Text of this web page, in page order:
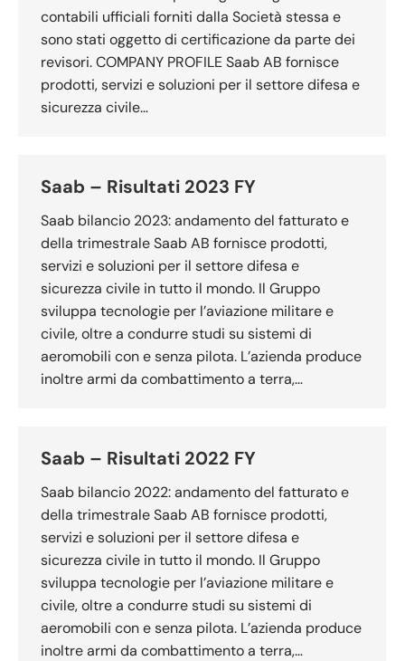
contabili ufficiali forniti dalla Società stessa e
sono stati oggetto di certificazione da parte dei
revisori. COMPANY PROFILE Saab AB fornisce
prodotti, servizi e soluzioni per il settore difesa e
sicurezza civile…
Saab – Risultati 2023 FY
Saab bilancio 2023: andamento del fatturato e
della trimestrale Saab AB fornisce prodotti,
servizi e soluzioni per il settore difesa e
sicurezza civile in tutto il mondo. Il Gruppo
sviluppa tecnologie per l’aviazione militare e
civile, oltre a condurre studi su sistemi di
aeromobili con e senza pilota. L’azienda produce
inoltre armi da combattimento a terra,…
Saab – Risultati 2022 FY
Saab bilancio 2022: andamento del fatturato e
della trimestrale Saab AB fornisce prodotti,
servizi e soluzioni per il settore difesa e
sicurezza civile in tutto il mondo. Il Gruppo
sviluppa tecnologie per l’aviazione militare e
civile, oltre a condurre studi su sistemi di
aeromobili con e senza pilota. L’azienda produce
inoltre armi da combattimento a terra,…